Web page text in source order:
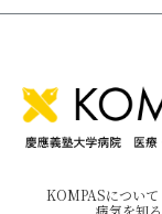
KOMPASについて